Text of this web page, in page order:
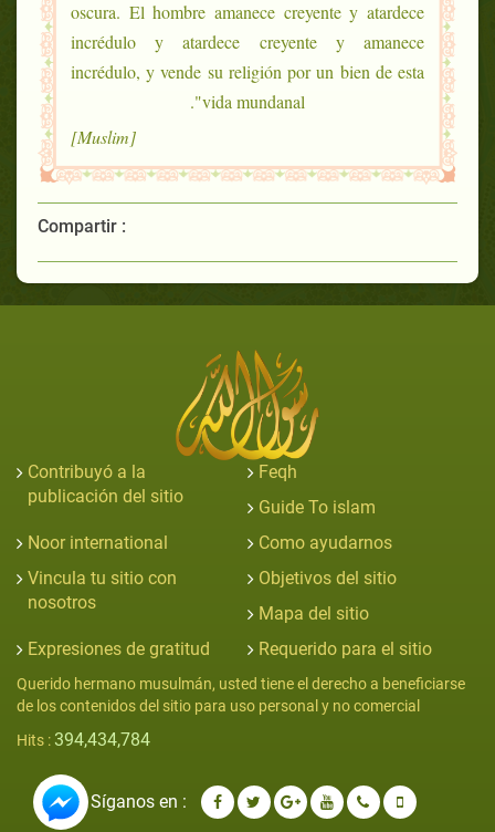
oscura. El hombre amanece creyente y atardece
incrédulo y atardece creyente y amanece
incrédulo, y vende su religión por un bien de esta
vida mundanal".
[Muslim]
Compartir :
Contribuyó a la
publicación del sitio
Feqh
Guide To islam
Noor international
Como ayudarnos
Vincula tu sitio con
nosotros
Objetivos del sitio
Mapa del sitio
Expresiones de gratitud
Requerido para el sitio
Querido hermano musulmán, usted tiene el derecho a beneficiarse
de los contenidos del sitio para uso personal y no comercial
Hits : 394,434,784
Síganos en :